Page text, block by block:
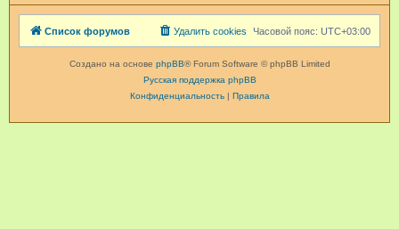
Список форумов Часовой пояс: UTC+03:00
Удалить cookies
Создано на основе phpBB® Forum Software © phpBB Limited
Русская поддержка phpBB
Конфиденциальность| Правила